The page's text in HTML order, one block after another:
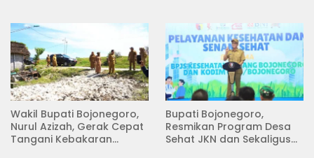
Wakil Bupati Bojonegoro,
Nurul Azizah, Gerak Cepat
Tangani Kebakaran
Bupati Bojonegoro,
Resmikan Program Desa
Sehat JKN dan Sekaligus